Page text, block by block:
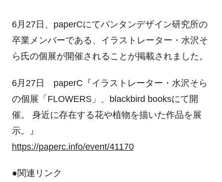
6月27日、paperCにてバンタンデザイン研究所の
卒業メンバーである、イラストレーター・水沢そ
ら氏の個展が開催されることが掲載されました。
6月27日 paperC『イラストレーター・水沢そら
の個展「FLOWERS」、blackbird booksにて開
催。 身近に存在する花や植物を描いた作品を展
示。』
https://paperc.info/event/41170
●関連リンク